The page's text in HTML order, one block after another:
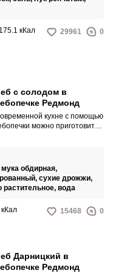
вкусом.
175.1 кКал 29961 0
с солодом в
Редмонд
кухне с помощью
можно приготовить
ржаного солода,
придает выпечке
шоколадный цвет и
ржаного кваса.
обдирная,
сухие дрожжи,
растительное, вода
15468 0
Дарницкий в
Редмонд